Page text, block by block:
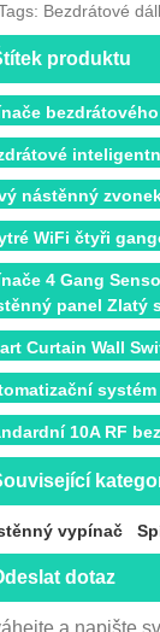
Bezdrátové
produktu
nástěnný
WiFi čtyři
4 Gang
panel Zlatý
Curtain Wall
systém
10A RF
vypínač
dotaz
a napište